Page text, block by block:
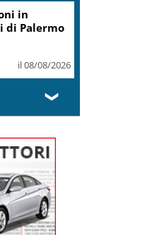
io”:
spiagge e
il 08/08/2026
❯